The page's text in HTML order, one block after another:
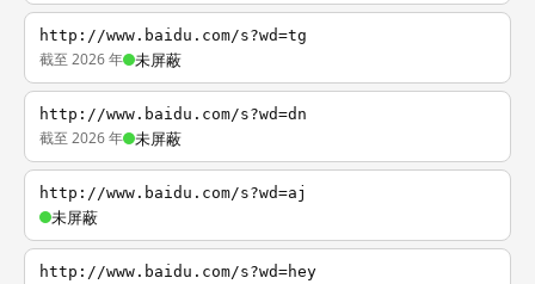
http://www.baidu.com/s?wd=tg
截至 2026 年 未屏蔽
http://www.baidu.com/s?wd=dn
截至 2026 年 未屏蔽
http://www.baidu.com/s?wd=aj
未屏蔽
http://www.baidu.com/s?wd=hey